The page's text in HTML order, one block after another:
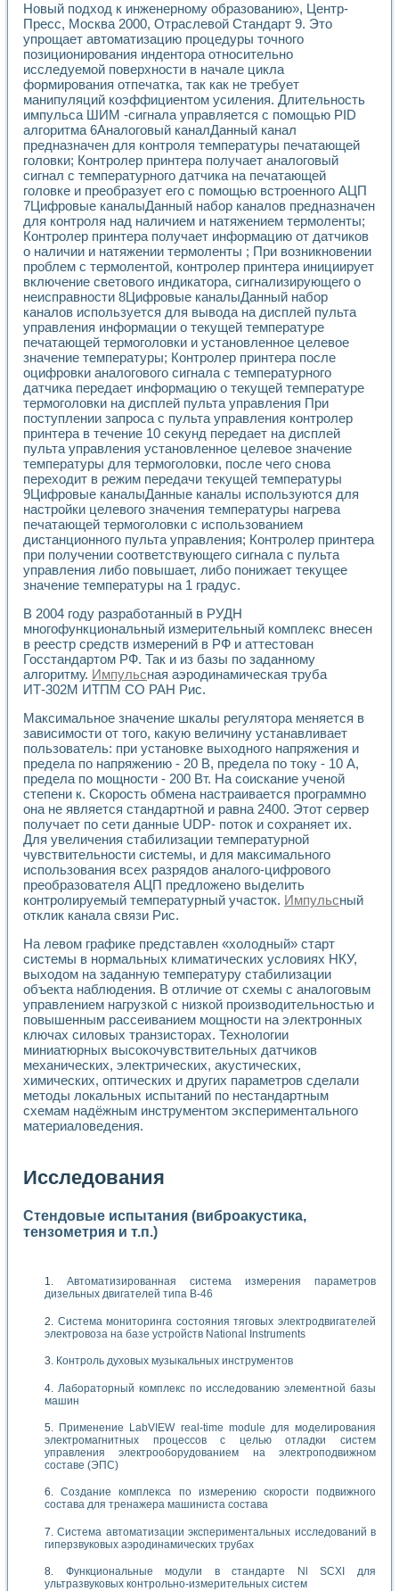
Новый подход к инженерному образованию», Центр-
Пресс, Москва 2000, Отраслевой Стандарт 9. Это
упрощает автоматизацию процедуры точного
позиционирования индентора относительно
исследуемой поверхности в начале цикла
формирования отпечатка, так как не требует
манипуляций коэффициентом усиления. Длительность
импульса ШИМ -сигнала управляется с помощью PID
алгоритма 6Аналоговый каналДанный канал
предназначен для контроля температуры печатающей
головки; Контролер принтера получает аналоговый
сигнал с температурного датчика на печатающей
головке и преобразует его с помощью встроенного АЦП
7Цифровые каналыДанный набор каналов предназначен
для контроля над наличием и натяжением термоленты;
Контролер принтера получает информацию от датчиков
о наличии и натяжении термоленты ; При возникновении
проблем с термолентой, контролер принтера инициирует
включение светового индикатора, сигнализирующего о
неисправности 8Цифровые каналыДанный набор
каналов используется для вывода на дисплей пульта
управления информации о текущей температуре
печатающей термоголовки и установленное целевое
значение температуры; Контролер принтера после
оцифровки аналогового сигнала с температурного
датчика передает информацию о текущей температуре
термоголовки на дисплей пульта управления При
поступлении запроса с пульта управления контролер
принтера в течение 10 секунд передает на дисплей
пульта управления установленное целевое значение
температуры для термоголовки, после чего снова
переходит в режим передачи текущей температуры
9Цифровые каналыДанные каналы используются для
настройки целевого значения температуры нагрева
печатающей термоголовки с использованием
дистанционного пульта управления; Контролер принтера
при получении соответствующего сигнала с пульта
управления либо повышает, либо понижает текущее
значение температуры на 1 градус.
В 2004 году разработанный в РУДН
многофункциональный измерительный комплекс внесен
в реестр средств измерений в РФ и аттестован
Госстандартом РФ. Так и из базы по заданному
алгоритму. Импульсная аэродинамическая труба
ИТ-302М ИТПМ СО РАН Рис.
Максимальное значение шкалы регулятора меняется в
зависимости от того, какую величину устанавливает
пользователь: при установке выходного напряжения и
предела по напряжению - 20 В, предела по току - 10 А,
предела по мощности - 200 Вт. На соискание ученой
степени к. Скорость обмена настраивается программно
она не является стандартной и равна 2400. Этот сервер
получает по сети данные UDP- поток и сохраняет их.
Для увеличения стабилизации температурной
чувствительности системы, и для максимального
использования всех разрядов аналого-цифрового
преобразователя АЦП предложено выделить
контролируемый температурный участок. Импульсный
отклик канала связи Рис.
На левом графике представлен «холодный» старт
системы в нормальных климатических условиях НКУ,
выходом на заданную температуру стабилизации
объекта наблюдения. В отличие от схемы с аналоговым
управлением нагрузкой с низкой производительностью и
повышенным рассеиванием мощности на электронных
ключах силовых транзисторах. Технологии
миниатюрных высокочувствительных датчиков
механических, электрических, акустических,
химических, оптических и других параметров сделали
методы локальных испытаний по нестандартным
схемам надёжным инструментом экспериментального
материаловедения.
Исследования
Стендовые испытания (виброакустика,
тензометрия и т.п.)
Автоматизированная система измерения параметров
дизельных двигателей типа В-46
Система мониторинга состояния тяговых электродвигателей
электровоза на базе устройств National Instruments
Контроль духовых музыкальных инструментов
Лабораторный комплекс по исследованию элементной базы
машин
Применение LabVIEW real-time module для моделирования
электромагнитных процессов с целью отладки систем
управления электрооборудованием на электроподвижном
составе (ЭПС)
Создание комплекса по измерению скорости подвижного
состава для тренажера машиниста состава
Система автоматизации экспериментальных исследований в
гиперзвуковых аэродинамических трубах
Функциональные модули в стандарте Nl SCXI для
ультразвуковых контрольно-измерительных систем